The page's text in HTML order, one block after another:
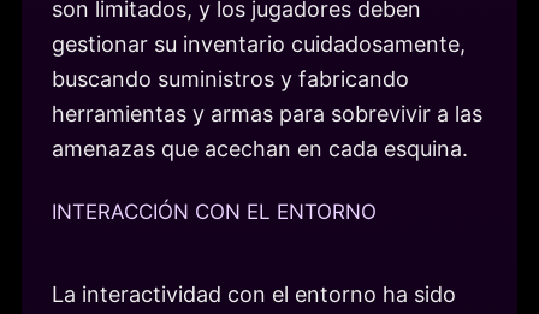
son limitados, y los jugadores deben
gestionar su inventario cuidadosamente,
buscando suministros y fabricando
herramientas y armas para sobrevivir a las
amenazas que acechan en cada esquina.
INTERACCIÓN CON EL ENTORNO
La interactividad con el entorno ha sido